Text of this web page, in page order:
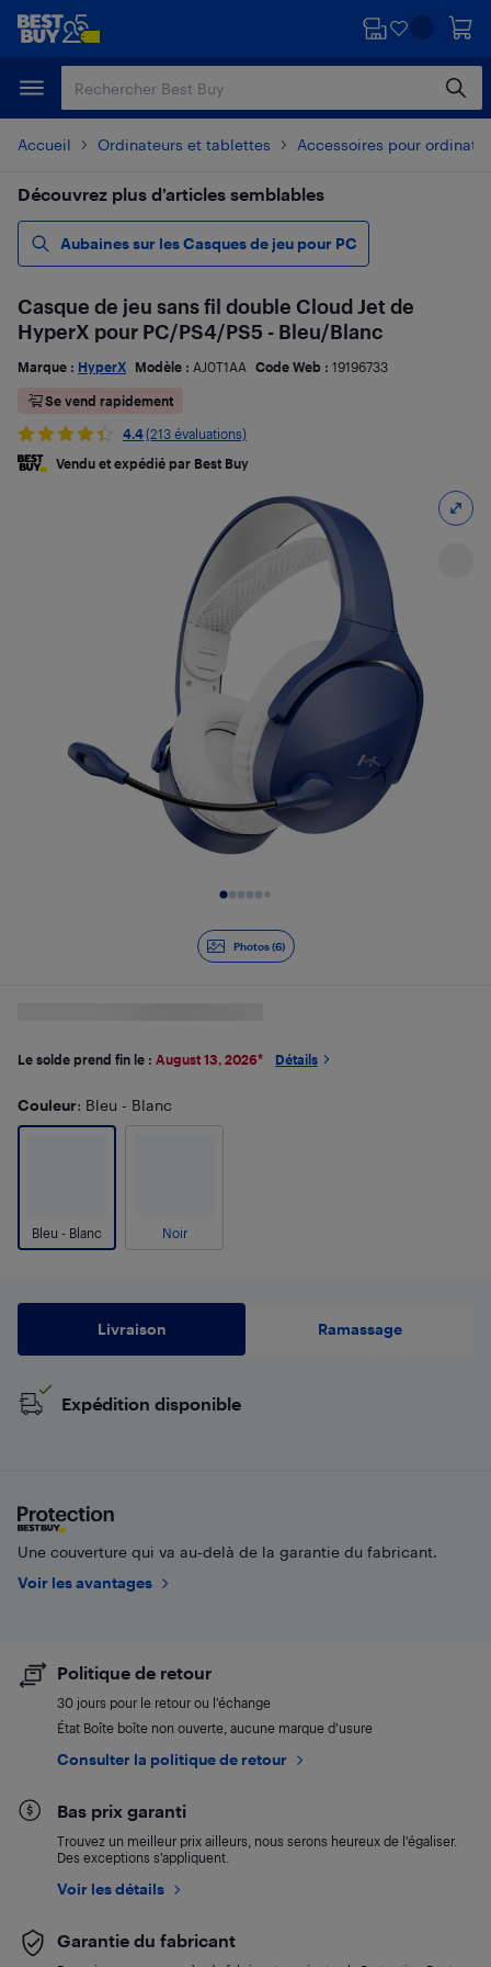
Passer
principal
Passer
Accueil Ordinateurs et tablettes Accessoires pour
Découvrez plus d’articles semblables
Aubaines sur les Casques de jeu pour PC
Photos (6)
Casque de jeu sans fil double Cloud Jet de
HyperX pour PC/PS4/PS5 - Bleu/Blanc
Marque : HyperX Modèle : AJ0T1AA Code Web : 19196733
Se vend rapidement
4.4(213 évaluations)
Vendu et expédié par Best Buy
Le solde prend fin le : August 13, 2026* Détails
Couleur: Bleu - Blanc
Bleu - Blanc Noir
Livraison Ramassage
Expédition disponible
Une couverture qui va au-delà de la garantie du fabricant.
Voir les avantages
Politique de retour
30 jours pour le retour ou l’échange
État Boîte boîte non ouverte, aucune marque d’usure
Consulter la politique de retour
Bas prix garanti
Trouvez un meilleur prix ailleurs, nous serons heureux de l’égaliser.
Des exceptions s’appliquent.
Voir les détails
Garantie du fabricant